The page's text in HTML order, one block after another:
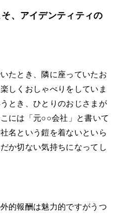
、アイデンティティの
たとき、隣に座っていたお
しくおしゃべりをしていま
とき、ひとりのおじさまが
には「元○○会社」と書いて
名という鎧を着ないといら
か切ない気持ちになってし
的報酬は魅力的ですがうつ